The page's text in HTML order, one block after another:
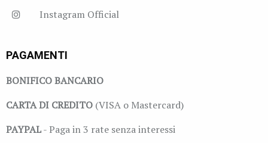
Instagram Official
PAGAMENTI
BONIFICO BANCARIO
CARTA DI CREDITO (VISA o Mastercard)
PAYPAL- Paga in 3 rate senza interessi